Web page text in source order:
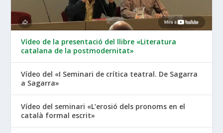
Vídeo de la presentació del llibre «Literatura
catalana de la postmodernitat»
Vídeo del «I Seminari de crítica teatral. De Sagarra
a Sagarra»
Vídeo del seminari «L’erosió dels pronoms en el
català formal escrit»